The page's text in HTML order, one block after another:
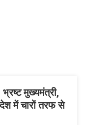
मुख्यमंत्री,
में चारों तरफ से